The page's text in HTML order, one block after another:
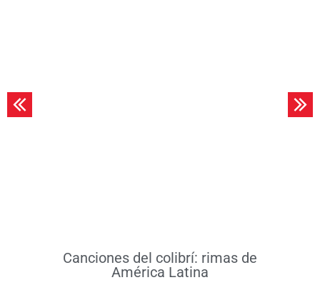
Canciones del colibrí: rimas de
América Latina